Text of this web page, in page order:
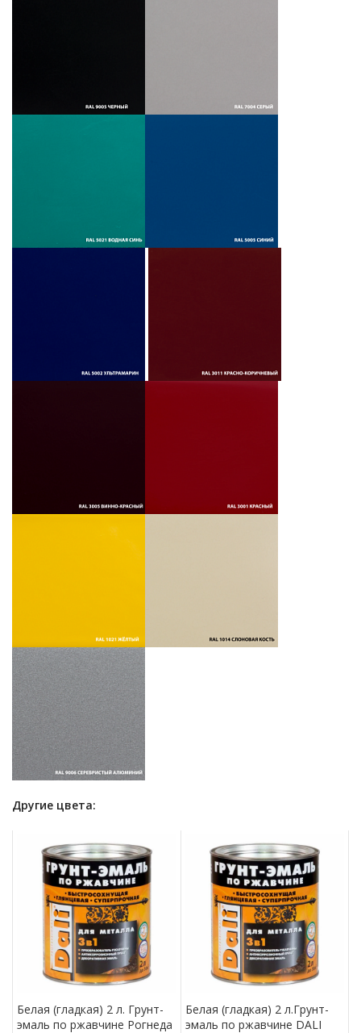
Другие цвета:
Белая (гладкая) 2 л. Грунт-
эмаль по ржавчине Рогнеда
Белая (гладкая) 2 л.Грунт-
эмаль по ржавчине DALI